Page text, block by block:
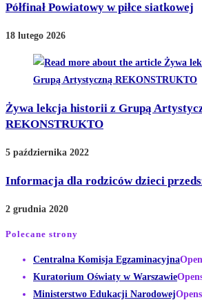
Półfinał Powiatowy w piłce siatkowej
18 lutego 2026
Żywa lekcja historii z Grupą
REKONSTRUKTO
5 października 2022
Informacja dla rodziców dzieci
2 grudnia 2020
Polecane strony
Centralna Komisja Egzaminacyjna
Kuratorium Oświaty w Warszawie
Ministerstwo Edukacji Narodowej